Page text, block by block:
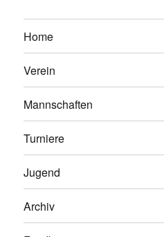
Home
Verein
Mannschaften
Turniere
Jugend
Archiv